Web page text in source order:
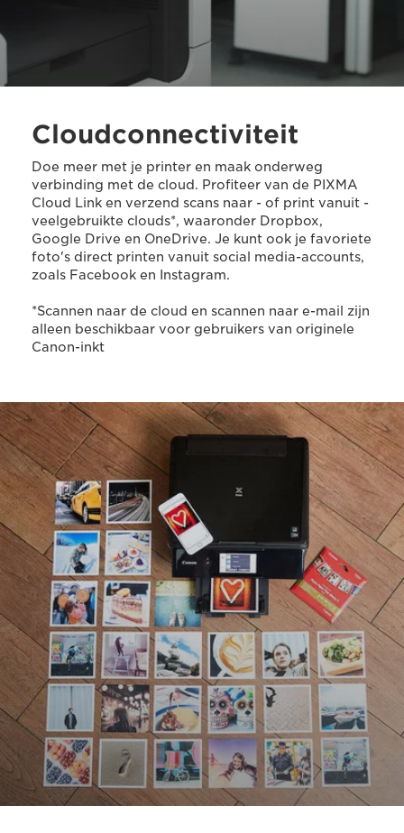
Cloudconnectiviteit
Doe meer met je printer en maak onderweg
verbinding met de cloud. Profiteer van de PIXMA
Cloud Link en verzend scans naar - of print vanuit -
veelgebruikte clouds*, waaronder Dropbox,
Google Drive en OneDrive. Je kunt ook je favoriete
foto's direct printen vanuit social media-accounts,
zoals Facebook en Instagram.
*Scannen naar de cloud en scannen naar e-mail zijn
alleen beschikbaar voor gebruikers van originele
Canon-inkt